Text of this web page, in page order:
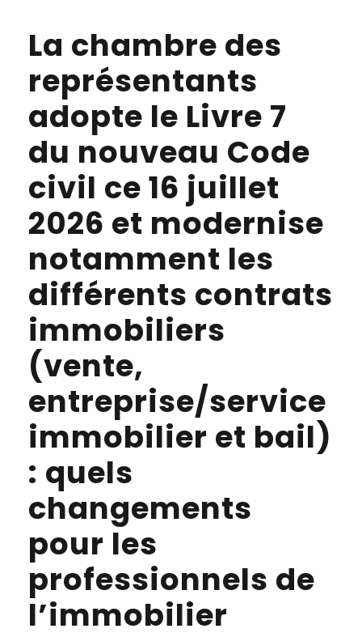
La chambre des
représentants
adopte le Livre 7
du nouveau Code
civil ce 16 juillet
2026 et modernise
notamment les
différents contrats
immobiliers
(vente,
entreprise/service
immobilier et bail)
: quels
changements
pour les
professionnels de
l’immobilier